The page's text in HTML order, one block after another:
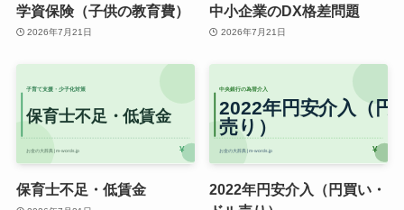
学資保険（子供の教育費）
2026年7月21日
中小企業のDX格差問題
2026年7月21日
保育士不足・低賃金
2022年円安介入（円買い・